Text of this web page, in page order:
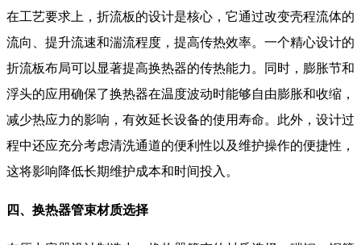
在工艺要求上，折流板的设计是核心，它通过改变壳程流体的
流向、提升流速和湍流程度，提高传热效率。一个精心设计的
折流板布局可以显著提高换热器的传热能力。同时，膨胀节和
浮头的应用确保了换热器在温度波动时能够自由膨胀和收缩，
减少热应力的影响，有效延长设备的使用寿命。此外，设计过
程中还应充分考虑清洗通道的便利性以及维护操作的便捷性，
这将影响降低长期维护成本和时间投入。
四、换热器管束材质选择